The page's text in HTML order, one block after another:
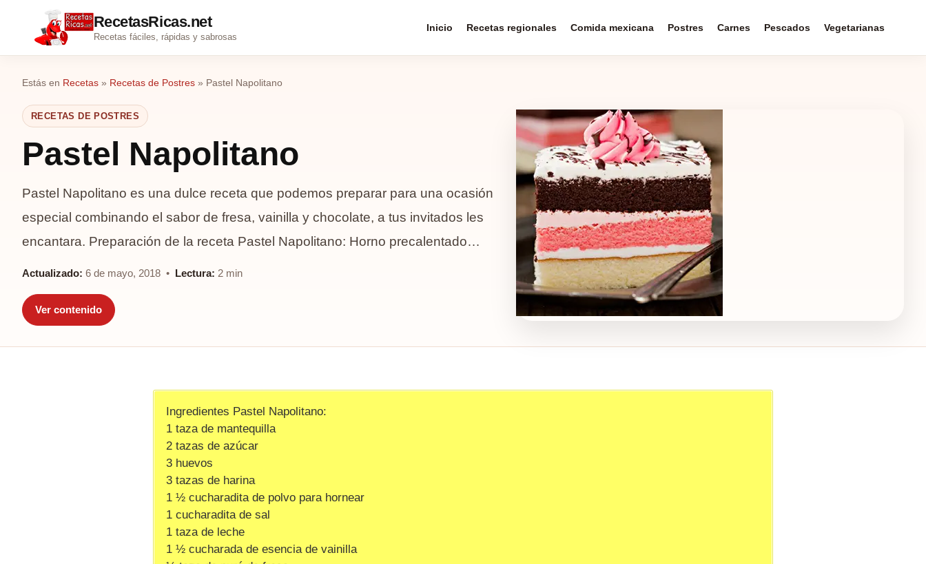
RecetasRicas.net
Recetas fáciles, rápidas y sabrosas
Inicio Recetas regionales Comida mexicana Postres Carnes Pescados Vegetarianas
Estás en Recetas » Recetas de Postres » Pastel Napolitano
RECETAS DE POSTRES
Pastel Napolitano
Pastel Napolitano es una dulce receta que podemos preparar para una ocasión
especial combinando el sabor de fresa, vainilla y chocolate, a tus invitados les
encantara. Preparación de la receta Pastel Napolitano: Horno precalentado…
Actualizado: 6 de mayo, 2018 • Lectura: 2 min
Ver contenido
Ingredientes Pastel Napolitano:
1 taza de mantequilla
2 tazas de azúcar
3 huevos
3 tazas de harina
1 ½ cucharadita de polvo para hornear
1 cucharadita de sal
1 taza de leche
1 ½ cucharada de esencia de vainilla